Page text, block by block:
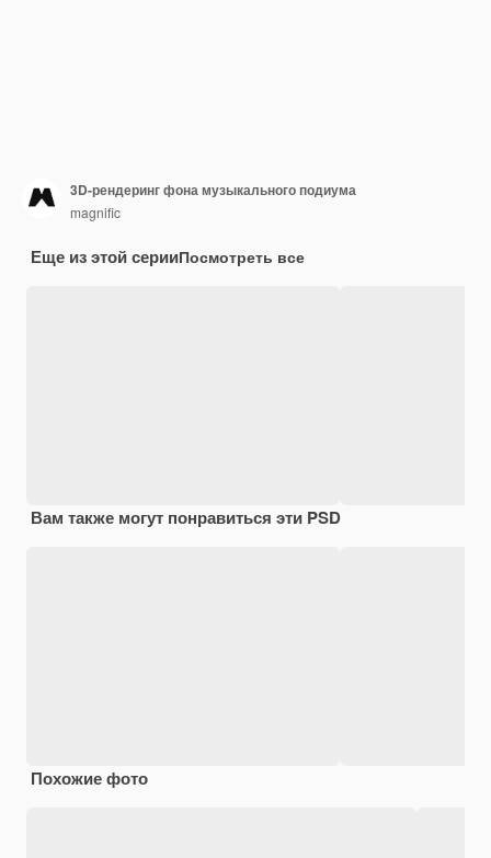
3D-рендеринг фона музыкального подиума
magnific
Еще из этой серииПосмотреть все
Вам также могут понравиться эти PSD
Похожие фото